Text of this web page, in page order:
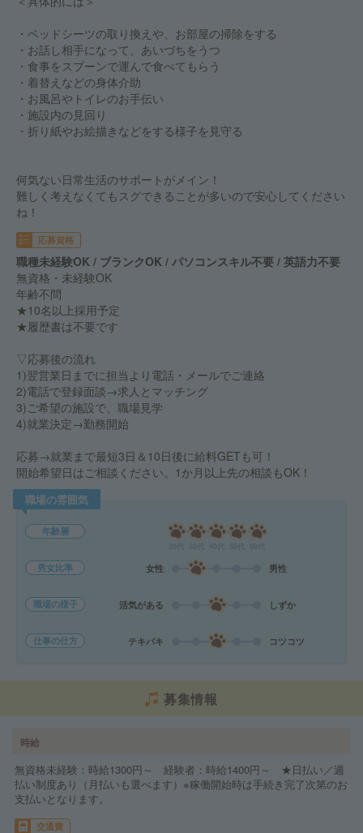
・ベッドシーツの取り換えや、お部屋の掃除をする
・お話し相手になって、あいづちをうつ
・食事をスプーンで運んで食べてもらう
・着替えなどの身体介助
・お風呂やトイレのお手伝い
・施設内の見回り
・折り紙やお絵描きなどをする様子を見守る
何気ない日常生活のサポートがメイン！
難しく考えなくてもスグできることが多いので安心してください
ね！
応募資格
職種未経験OK / ブランクOK / パソコンスキル不要 / 英語力不要
無資格・未経験OK
年齢不問
★10名以上採用予定
★履歴書は不要です
▽応募後の流れ
1)翌営業日までに担当より電話・メールでご連絡
2)電話で登録面談→求人とマッチング
3)ご希望の施設で、職場見学
4)就業決定→勤務開始
応募→就業まで最短3日＆10日後に給料GETも可！
開始希望日はご相談ください。1か月以上先の相談もOK！
職場の雰囲気
年齢層
男女比率 女性 男性
職場の様子 活気がある しずか
仕事の仕方 テキパキ コツコツ
募集情報
時給
無資格未経験：時給1300円～ 経験者：時給1400円～ ★日払い／週
払い制度あり（月払いも選べます）※稼働開始時は手続き完了次第のお
支払いとなります。
交通費